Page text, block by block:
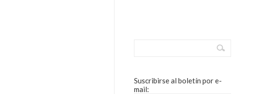
Suscribirse al boletín por e-
mail: